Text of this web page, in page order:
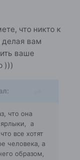
что никто к
делая вам
ваше
)))
что она
ярлыки, а
все хотят
человека, а
образом,